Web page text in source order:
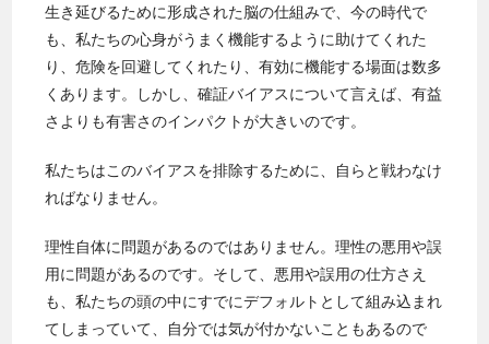
生き延びるために形成された脳の仕組みで、今の時代で
も、私たちの心身がうまく機能するように助けてくれた
り、危険を回避してくれたり、有効に機能する場面は数多
くあります。しかし、確証バイアスについて言えば、有益
さよりも有害さのインパクトが大きいのです。
私たちはこのバイアスを排除するために、自らと戦わなけ
ればなりません。
理性自体に問題があるのではありません。理性の悪用や誤
用に問題があるのです。そして、悪用や誤用の仕方さえ
も、私たちの頭の中にすでにデフォルトとして組み込まれ
てしまっていて、自分では気が付かないこともあるので